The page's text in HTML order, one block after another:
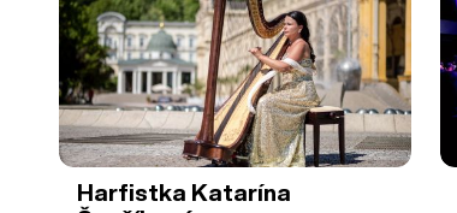
Harfistka Katarína